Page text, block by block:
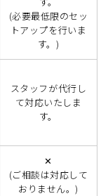
(必要最低限のセッ
トアップを行いま
す。)
スタッフが代行し
て対応いたしま
す。
✕
(ご相談は対応して
おりません。)